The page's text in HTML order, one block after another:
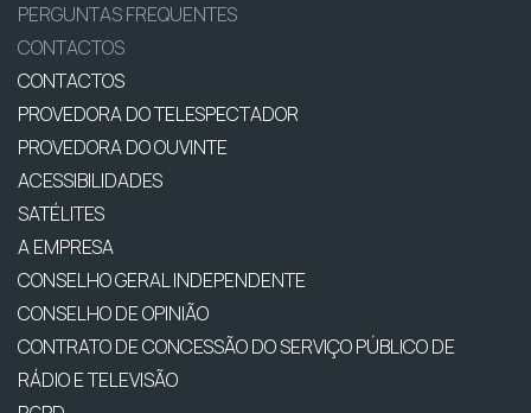
PERGUNTAS FREQUENTES
CONTACTOS
CONTACTOS
PROVEDORA DO TELESPECTADOR
PROVEDORA DO OUVINTE
ACESSIBILIDADES
SATÉLITES
A EMPRESA
CONSELHO GERAL INDEPENDENTE
CONSELHO DE OPINIÃO
CONTRATO DE CONCESSÃO DO SERVIÇO PÚBLICO DE
RÁDIO E TELEVISÃO